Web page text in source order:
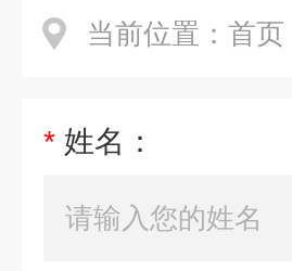
当前位置： 首页
* 姓名：